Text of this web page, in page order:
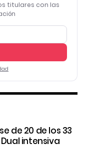
titulares con las
de 20 de los 33
intensiva